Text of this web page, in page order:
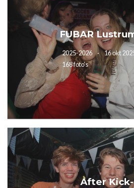
FUBAR
2025-2026
16 okt
168 foto’s
After